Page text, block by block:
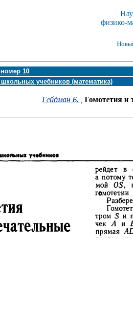
физико-
номер 10
учебников (математика)
Гейдман Б. , Гомотетия и